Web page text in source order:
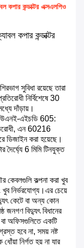
কপার কন্ডাক্টর এক্সএলপিও
কপার কন্ডাক্টর
সুবিধা রয়েছে তারা
নির্বিশেষে 30
দাঁড়ায়।
এইচডি 605:
এন 60216
ডিজাইন করা হয়েছে।
6 মিমি টিনযুক্ত
কল্পনা করা খুব
নির্ভরযোগ্য।এর চেয়ে
কেটে বা অন্য কোন
জনগণ বিদ্যুৎ বিধানের
অফিসগুলিতে একটি
হবে না, সময় নষ্ট
নির্গত হয় না যার